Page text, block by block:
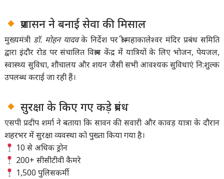
प्रशासन ने बनाई सेवा की मिसाल
मुख्यमंत्री डॉ. मोहन यादवके निर्देश पर श्री महाकालेश्वर मंदिर प्रबंध समिति
द्वारा इंदौर रोड पर संचालित विश्राम केंद्र में यात्रियों के लिए भोजन, पेयजल,
स्वास्थ्य सुविधा, शौचालय और शयन जैसी सभी आवश्यक सुविधाएं नि:शुल्क
उपलब्ध कराई जा रही हैं।
सुरक्षा के किए गए कड़े प्रबंध
एसपी प्रदीप शर्मा ने बताया कि सावन की सवारी और कावड़ यात्रा के दौरान
शहरभर में सुरक्षा व्यवस्था को पुख्ता किया गया है।
10 से अधिक ड्रोन
200+ सीसीटीवी कैमरे
1,500 पुलिसकर्मी